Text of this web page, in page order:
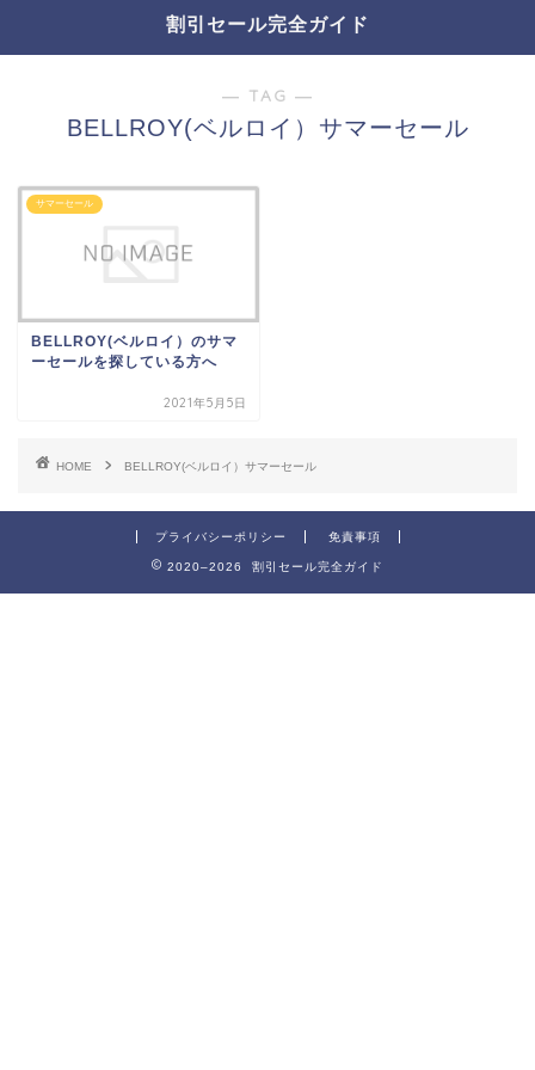
割引セール完全ガイド
― TAG ―
BELLROY(ベルロイ）サマーセール
サマーセール
BELLROY(ベルロイ）のサマ
ーセールを探している方へ
2021年5月5日
HOME BELLROY(ベルロイ）サマーセール
プライバシーポリシー 免責事項
2020–2026 割引セール完全ガイド